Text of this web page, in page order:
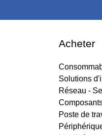
Acheter
Solutions
Réseau -
Poste de